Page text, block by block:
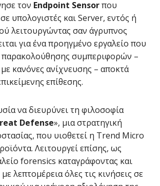
τον Endpoint Sensorπου
υπολογιστές και Server, εντός ή
λειτουργώντας σαν άγρυπνος
για ένα προηγμένο εργαλείο που
συμπεριφορών –
κανόνες ανίχνευσης – αποκτά
επίθεσης.
να διευρύνει τη φιλοσοφία
Defense», μια στρατηγική
που υιοθετεί η Trend Micro
Λειτουργεί επίσης, ως
forensics καταγράφοντας και
λεπτομέρεια όλες τις κινήσεις σε